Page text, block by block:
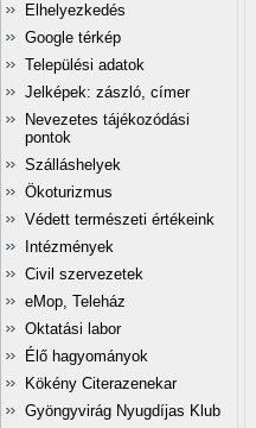
Elhelyezkedés
Google térkép
Települési adatok
Jelképek: zászló, címer
Nevezetes tájékozódási
pontok
Szálláshelyek
Ökoturizmus
Védett természeti értékeink
Intézmények
Civil szervezetek
eMop, Teleház
Oktatási labor
Élő hagyományok
Kökény Citerazenekar
Gyöngyvirág Nyugdíjas Klub